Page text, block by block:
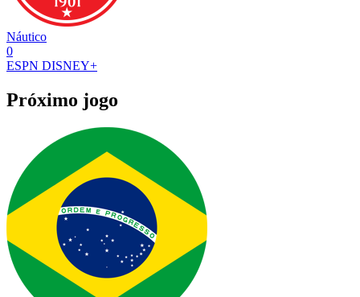
Náutico
0
ESPN DISNEY+
Próximo jogo